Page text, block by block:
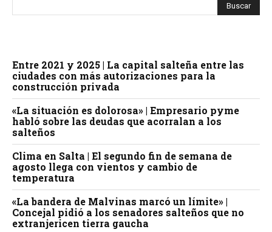
Entre 2021 y 2025 | La capital salteña entre las
ciudades con más autorizaciones para la
construcción privada
«La situación es dolorosa» | Empresario pyme
habló sobre las deudas que acorralan a los
salteños
Clima en Salta | El segundo fin de semana de
agosto llega con vientos y cambio de
temperatura
«La bandera de Malvinas marcó un límite» |
Concejal pidió a los senadores salteños que no
extranjericen tierra gaucha